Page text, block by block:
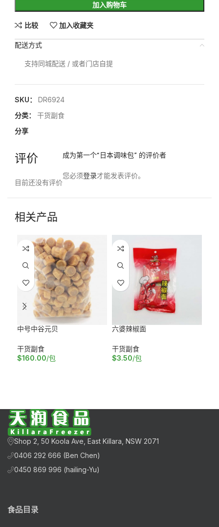
加入购物车
比较 加入收藏夹
配送方式
支持同城配送 / 或者门店自提
SKU： DR6924
分类：
干货副食
分享
评价
目前还没有评价
成为第一个“日本调味包” 的评价者
您必须登录才能发表评价。
相关产品
中号中谷元贝
干货副食
$160.00/包
六婆辣椒面
干货副食
$3.50/包
Shop 2, 50 Koola Ave, East Killara, NSW 2071
0406 292 666 (Ben Chen)
0450 869 996 (hailing-Yu)
食品目录